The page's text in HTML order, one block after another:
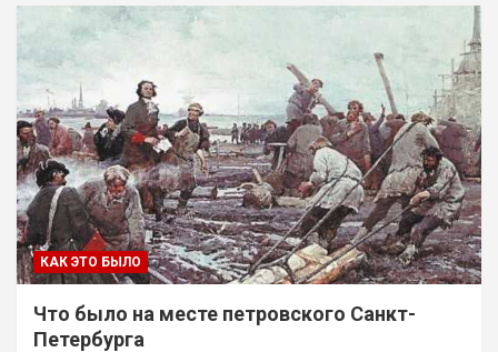
КАК ЭТО БЫЛО
Что было на месте петровского Санкт-
Петербурга